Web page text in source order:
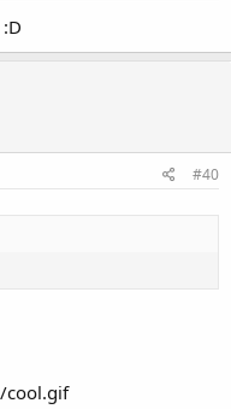
#40
cool.gif